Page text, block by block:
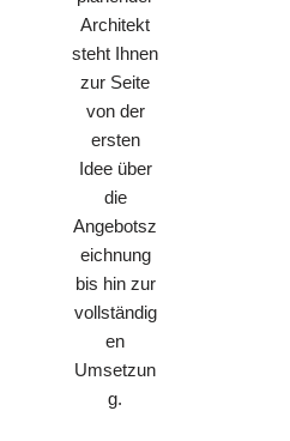
Architekt
steht Ihnen
zur Seite
von der
ersten
Idee über
die
Angebotsz
eichnung
bis hin zur
vollständig
en
Umsetzun
g.